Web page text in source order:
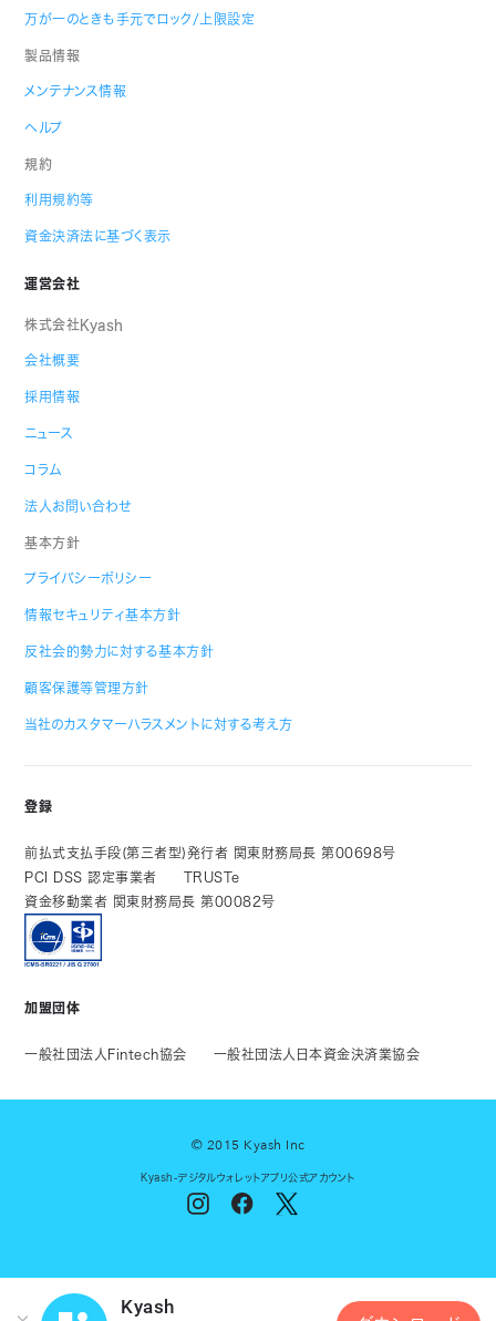
万が一のときも手元でロック/上限設定
製品情報
メンテナンス情報
ヘルプ
規約
利用規約等
資金決済法に基づく表示
運営会社
株式会社Kyash
会社概要
採用情報
ニュース
コラム
法人お問い合わせ
基本方針
プライバシーポリシー
情報セキュリティ基本方針
反社会的勢力に対する基本方針
顧客保護等管理方針
当社のカスタマーハラスメントに対する考え方
登録
前払式支払手段(第三者型)発行者 関東財務局長 第00698号
PCI DSS 認定事業者
TRUSTe
資金移動業者 関東財務局長 第00082号
加盟団体
一般社団法人Fintech協会 一般社団法人日本資金決済業協会
© 2015 Kyash Inc
Kyash-デジタルウォレットアプリ公式アカウント
Kyash